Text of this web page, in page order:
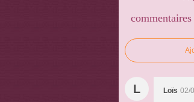
commentaires
L Loïs 02/